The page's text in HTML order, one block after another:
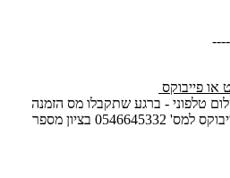
פייבוקס
טלפוני - ברגע שתקבלו מס הזמנה
תוכלו לבצע העברה בביט או פייבוקס למס' 0546645332 בציון מספר